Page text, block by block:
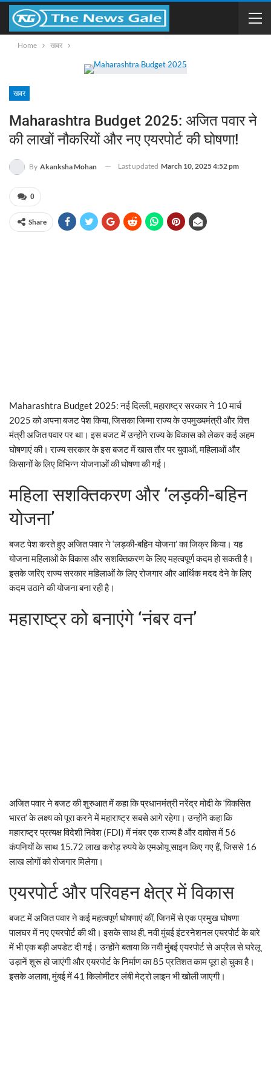
Home खबर
खबर
Maharashtra Budget 2025: अजित पवार ने
की लाखों नौकरियों और नए एयरपोर्ट की घोषणा!
By Akanksha Mohan Last updated March 10, 2025 4:52 pm
0
Share
Maharashtra Budget 2025: नई दिल्ली, महाराष्ट्र सरकार ने 10 मार्च
2025 को अपना बजट पेश किया, जिसका जिम्मा राज्य के उपमुख्यमंत्री और वित्त
मंत्री अजित पवार पर था। इस बजट में उन्होंने राज्य के विकास को लेकर कई अहम
घोषणाएं की। राज्य सरकार के इस बजट में खास तौर पर युवाओं, महिलाओं और
किसानों के लिए विभिन्न योजनाओं की घोषणा की गई।
महिला सशक्तिकरण और ‘लड़की-बहिन
योजना’
बजट पेश करते हुए अजित पवार ने ‘लड़की-बहिन योजना’ का जिक्र किया। यह
योजना महिलाओं के विकास और सशक्तिकरण के लिए महत्वपूर्ण कदम हो सकती है।
इसके जरिए राज्य सरकार महिलाओं के लिए रोजगार और आर्थिक मदद देने के लिए
कदम उठाने की योजना बना रही है।
महाराष्ट्र को बनाएंगे ‘नंबर वन’
अजित पवार ने बजट की शुरुआत में कहा कि प्रधानमंत्री नरेंद्र मोदी के ‘विकसित
भारत’ के लक्ष्य को पूरा करने में महाराष्ट्र सबसे आगे रहेगा। उन्होंने कहा कि
महाराष्ट्र प्रत्यक्ष विदेशी निवेश (FDI) में नंबर एक राज्य है और दावोस में 56
कंपनियों के साथ 15.72 लाख करोड़ रुपये के एमओयू साइन किए गए हैं, जिससे 16
लाख लोगों को रोजगार मिलेगा।
एयरपोर्ट और परिवहन क्षेत्र में विकास
बजट में अजित पवार ने कई महत्वपूर्ण घोषणाएं कीं, जिनमें से एक प्रमुख घोषणा
पालघर में नए एयरपोर्ट की थी। इसके साथ ही, नवी मुंबई इंटरनेशनल एयरपोर्ट के बारे
में भी एक बड़ी अपडेट दी गई। उन्होंने बताया कि नवी मुंबई एयरपोर्ट से अप्रैल से घरेलू
उड़ानें शुरू हो जाएंगी और एयरपोर्ट के निर्माण का 85 प्रतिशत काम पूरा हो चुका है।
इसके अलावा, मुंबई में 41 किलोमीटर लंबी मेट्रो लाइन भी खोली जाएगी।